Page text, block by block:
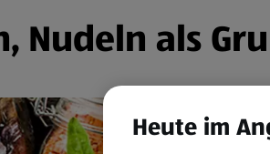
Nudeln als
Heute im